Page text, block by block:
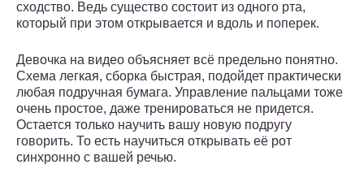
сходство. Ведь существо состоит из одного рта,
который при этом открывается и вдоль и поперек.
Девочка на видео объясняет всё предельно понятно.
Схема легкая, сборка быстрая, подойдет практически
любая подручная бумага. Управление пальцами тоже
очень простое, даже тренироваться не придется.
Остается только научить вашу новую подругу
говорить. То есть научиться открывать её рот
синхронно с вашей речью.